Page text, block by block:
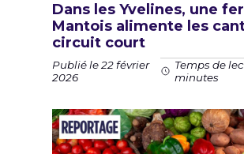
Dans les Yvelines, une
Mantois alimente les
circuit court
Publié le 22 février
2026
Temps de
minutes